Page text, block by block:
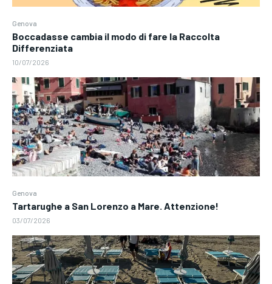
Genova
Boccadasse cambia il modo di fare la Raccolta
Differenziata
10/07/2026
Genova
Tartarughe a San Lorenzo a Mare. Attenzione!
03/07/2026